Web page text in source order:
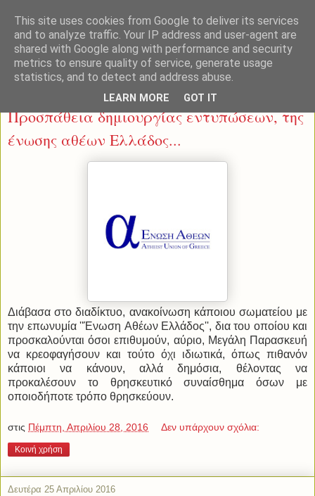
Πέμπτη 28 Απριλίου 2016
Προσπάθεια δημιουργίας εντυπώσεων, της
ένωσης αθέων Ελλάδος...
Διάβασα στο διαδίκτυο, ανακοίνωση κάποιου σωματείου με
την επωνυμία ''Ένωση Αθέων Ελλάδος'', δια του οποίου και
προσκαλούνται όσοι επιθυμούν, αύριο, Μεγάλη Παρασκευή
να κρεοφαγήσουν και τούτο όχι ιδιωτικά, όπως πιθανόν
κάποιοι να κάνουν, αλλά δημόσια, θέλοντας να
προκαλέσουν το θρησκευτικό συναίσθημα όσων με
οποιοδήποτε τρόπο θρησκεύουν.
στις Πέμπτη, Απριλίου 28, 2016 Δεν υπάρχουν σχόλια:
Κοινή χρήση
Δευτέρα 25 Απριλίου 2016
This site uses cookies from Google to deliver its services
and to analyze traffic. Your IP address and user-agent are
shared with Google along with performance and security
metrics to ensure quality of service, generate usage
statistics, and to detect and address abuse.
LEARN MORE GOT IT